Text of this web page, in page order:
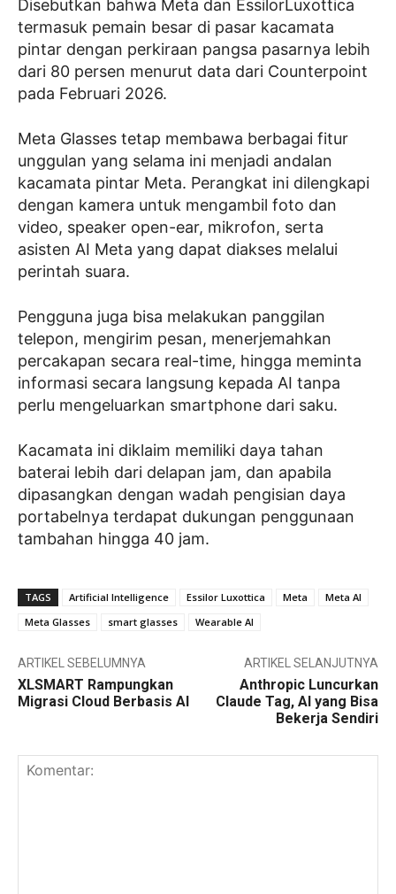
Disebutkan bahwa Meta dan EssilorLuxottica
termasuk pemain besar di pasar kacamata
pintar dengan perkiraan pangsa pasarnya lebih
dari 80 persen menurut data dari Counterpoint
pada Februari 2026.
Meta Glasses tetap membawa berbagai fitur
unggulan yang selama ini menjadi andalan
kacamata pintar Meta. Perangkat ini dilengkapi
dengan kamera untuk mengambil foto dan
video, speaker open-ear, mikrofon, serta
asisten AI Meta yang dapat diakses melalui
perintah suara.
Pengguna juga bisa melakukan panggilan
telepon, mengirim pesan, menerjemahkan
percakapan secara real-time, hingga meminta
informasi secara langsung kepada AI tanpa
perlu mengeluarkan smartphone dari saku.
Kacamata ini diklaim memiliki daya tahan
baterai lebih dari delapan jam, dan apabila
dipasangkan dengan wadah pengisian daya
portabelnya terdapat dukungan penggunaan
tambahan hingga 40 jam.
TAGS Artificial Intelligence Essilor Luxottica Meta
Meta AI
Meta Glasses
smart glasses Wearable AI
ARTIKEL SEBELUMNYA
XLSMART Rampungkan
Migrasi Cloud Berbasis AI
ARTIKEL SELANJUTNYA
Anthropic Luncurkan
Claude Tag, AI yang Bisa
Bekerja Sendiri